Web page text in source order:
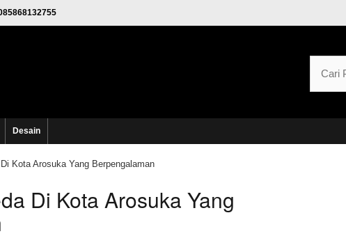
Desain
Kota Arosuka Yang Berpengalaman
Di Kota Arosuka Yang